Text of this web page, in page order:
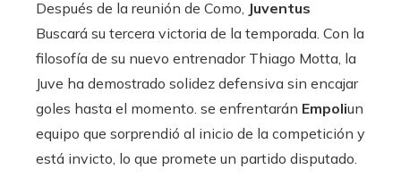
Después de la reunión de Como, Juventus
Buscará su tercera victoria de la temporada. Con la
filosofía de su nuevo entrenador Thiago Motta, la
Juve ha demostrado solidez defensiva sin encajar
goles hasta el momento. se enfrentarán Empoliun
equipo que sorprendió al inicio de la competición y
está invicto, lo que promete un partido disputado.